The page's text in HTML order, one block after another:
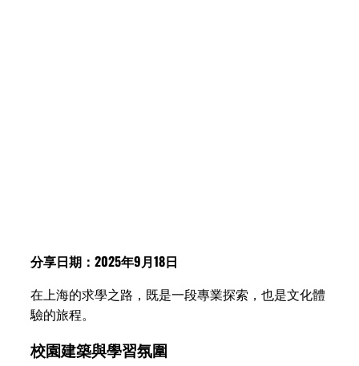
分享日期：2025年9月18日
在上海的求學之路，既是一段專業探索，也是文化體
驗的旅程。
校園建築與學習氛圍